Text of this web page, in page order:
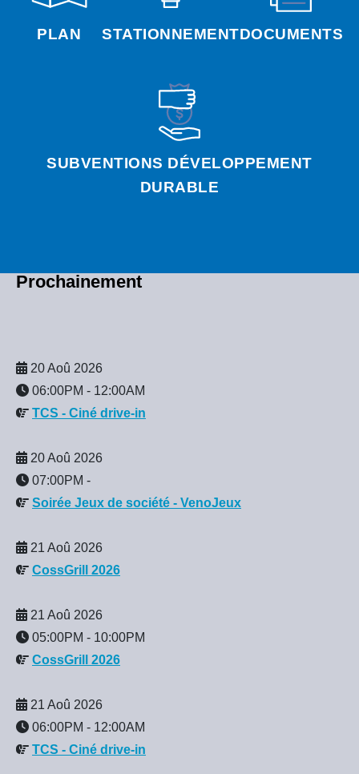
PLAN STATIONNEMENTDOCUMENTS
SUBVENTIONS DÉVELOPPEMENT
DURABLE
Prochainement
20 Aoû 2026
06:00PM - 12:00AM
TCS - Ciné drive-in
20 Aoû 2026
07:00PM -
Soirée Jeux de société - VenoJeux
21 Aoû 2026
CossGrill 2026
21 Aoû 2026
05:00PM - 10:00PM
CossGrill 2026
21 Aoû 2026
06:00PM - 12:00AM
TCS - Ciné drive-in